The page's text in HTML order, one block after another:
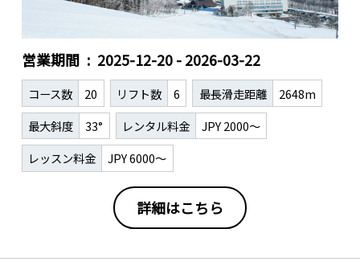
営業期間 2025-12-20 - 2026-03-22
コース数 20 リフト数 6 最長滑走距離
2648m
最大斜度
33° レンタル料金
JPY 2000～
レッスン料金
JPY 6000～
詳細はこちら